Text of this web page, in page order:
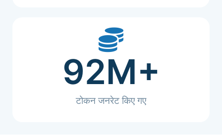
92M+
टोकन जनरेट किए गए